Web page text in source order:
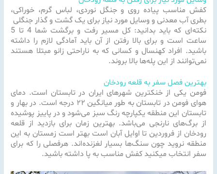
کفش مناسب پیاده روی و جنگل نوردی، لباس گرم، خوراکی،
بطری آب معدنی و وسایل مورد نیاز برای یک گشت و گذار جنگلی
نکته‌ای که باید بدانید: کل مسیر رفت و برگشت شما 4 تا 5
ساعت است و برای بالا رفتن از آن باید آمادگی لازم را داشته
باشید. افراد کهنسال و کسانی که به ناراحتی زانو مبتلا هستند
نمی‌توانند از این پله‌ها بالا بروند.
بهترین فصل سفر به قلعه رودخان
فومن یکی از خنکترین شهرهای ایران در تابستان است. دمای
هوای فومن در تابستان به طور میانگین ۲۲ درجه است. در بهار و
تابستان این منطقه یکپارچه رنگ سبز می‌شود و در پاییز پوشیده
از برگ‌های نارنجی می‌باشد. بهترین زمان برای بازدید از قلعه
رودخان از فروردین تا اوایل آبان است بهتر است زمستان به این
منطقه نروید چون سنگ‌ها بسیار لغزنده‌اند. هرفصلی را که برای
سفر انتخاب میکنید کفش مناسب به پا داشته باشید.